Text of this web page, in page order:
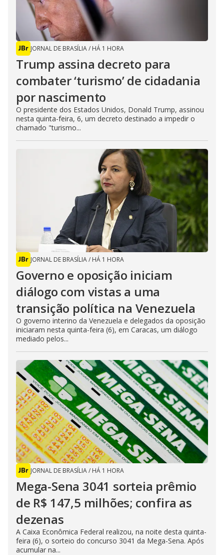
JORNAL DE BRASÍLIA/ HÁ 1 HORA
Trump assina decreto para
combater ‘turismo’ de cidadania
por nascimento
O presidente dos Estados Unidos, Donald Trump, assinou
nesta quinta-feira, 6, um decreto destinado a impedir o
chamado "turismo...
JORNAL DE BRASÍLIA/ HÁ 1 HORA
Governo e oposição iniciam
diálogo com vistas a uma
transição política na Venezuela
O governo interino da Venezuela e delegados da oposição
iniciaram nesta quinta-feira (6), em Caracas, um diálogo
mediado pelos...
JORNAL DE BRASÍLIA/ HÁ 1 HORA
Mega-Sena 3041 sorteia prêmio
de R$ 147,5 milhões; confira as
dezenas
A Caixa Econômica Federal realizou, na noite desta quinta-
feira (6), o sorteio do concurso 3041 da Mega-Sena. Após
acumular na...